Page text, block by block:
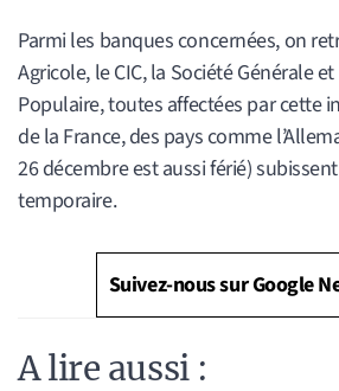
Parmi les banques concernées, on
Agricole, le CIC, la Société Générale
Populaire, toutes affectées par cette
de la France, des pays comme
26 décembre est aussi férié)
temporaire.
Suivez-nous sur Google
A lire aussi :